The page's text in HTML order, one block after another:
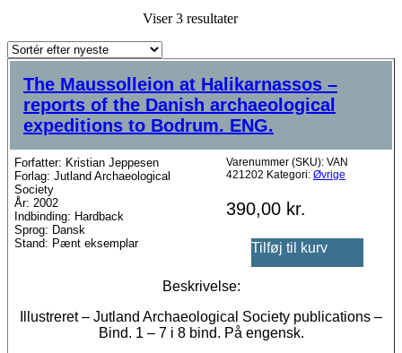
Viser 3 resultaterSorteret
The Maussolleion at Halikarnassos –
reports of the Danish archaeological
expeditions to Bodrum. ENG.
Forfatter: Kristian Jeppesen
Forlag: Jutland Archaeological
Society
År: 2002
Indbinding: Hardback
Sprog: Dansk
Stand: Pænt eksemplar
Varenummer (SKU): VAN
421202 Kategori: Øvrige
390,00 kr.
Tilføj til kurv
Beskrivelse:
Illustreret – Jutland Archaeological Society publications –
Bind. 1 – 7 i 8 bind. På engensk.